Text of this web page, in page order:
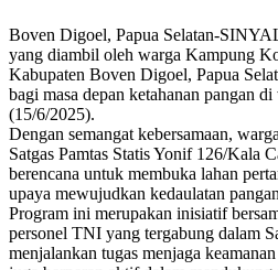
Boven Digoel, Papua Selatan-
yang diambil oleh warga Kampung
Kabupaten Boven Digoel, Papua
bagi masa depan ketahanan pangan
(15/6/2025).
Dengan semangat kebersamaan,
Satgas Pamtas Statis Yonif 126/Kala
berencana untuk membuka lahan
upaya mewujudkan kedaulatan
Program ini merupakan inisiatif
personel TNI yang tergabung dalam
menjalankan tugas menjaga